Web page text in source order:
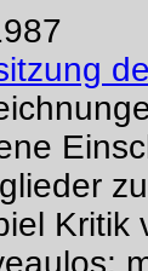
Kritik